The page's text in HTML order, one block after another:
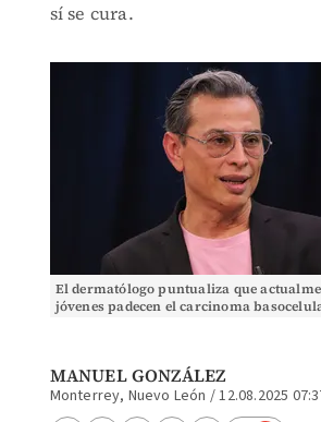
sí se cura.
El dermatólogo puntualiza que
jóvenes padecen el carcinoma
MANUEL GONZÁLEZ
Monterrey, Nuevo León /12.08.2025